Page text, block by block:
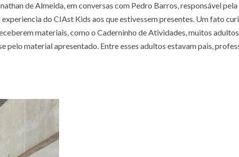
de Almeida, em conversas com Pedro Barros, responsável pela
do CIAst Kids aos que estivessem presentes. Um fato
materiais, como o Caderninho de Atividades, muitos
pelo material apresentado. Entre esses adultos estavam pais,